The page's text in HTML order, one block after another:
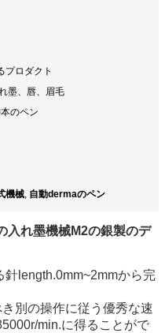
プロダクト
墨、唇、眉毛
のペン
機械, 自動dermaのペン
入れ墨機械M2の銀製のデ
length.0mm~2mmから完
別の操作に従う優秀な速
min.に得ることがで